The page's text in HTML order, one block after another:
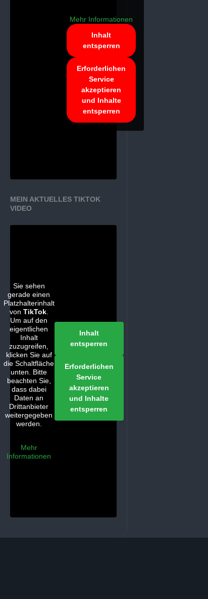
Mehr Informationen
Inhalt
entsperren
Erforderlichen
Service
akzeptieren
und Inhalte
entsperren
MEIN AKTUELLES TIKTOK
VIDEO
Sie sehen
gerade einen
Platzhalterinhalt
von TikTok.
Um auf den
eigentlichen
Inhalt
zuzugreifen,
klicken Sie auf
die Schaltfläche
unten. Bitte
beachten Sie,
dass dabei
Daten an
Drittanbieter
weitergegeben
werden.
Mehr
Informationen
Inhalt
entsperren
Erforderlichen
Service
akzeptieren
und Inhalte
entsperren